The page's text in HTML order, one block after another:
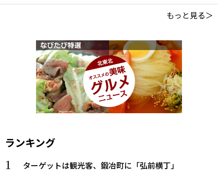
もっと見る＞
ランキング
ターゲットは観光客、鍛冶町に「弘前横丁」